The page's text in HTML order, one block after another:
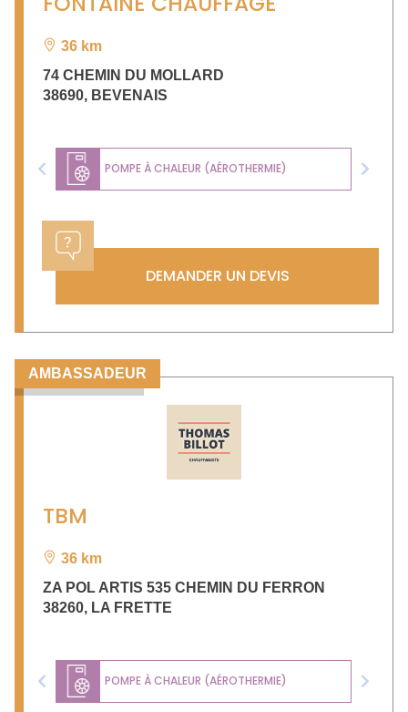
36 km
74 CHEMIN DU MOLLARD
38690, BEVENAIS
POMPE À CHALEUR (AÉROTHERMIE)
Previous Next
DEMANDER UN DEVIS
AMBASSADEUR
TBM
36 km
ZA POL ARTIS 535 CHEMIN DU FERRON
38260, LA FRETTE
POMPE À CHALEUR (AÉROTHERMIE)
Previous Next